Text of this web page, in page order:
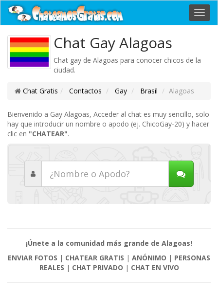
Chat Gay Alagoas
Chat gay de Alagoas para conocer chicos de la
ciudad.
Chat Gratis Contactos Gay Brasil Alagoas
Bienvenido a Gay Alagoas, Acceder al chat es muy sencillo, solo
hay que introducir un nombre o apodo (ej. ChicoGay-20) y hacer
clic en "CHATEAR".
¡Únete a la comunidad más grande de Alagoas!
ENVIAR FOTOS | CHATEAR GRATIS | ANÓNIMO | PERSONAS
REALES | CHAT PRIVADO | CHAT EN VIVO